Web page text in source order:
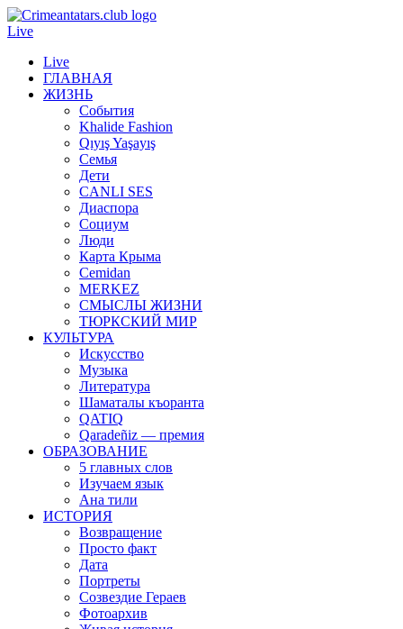
Live
Live
ГЛАВНАЯ
ЖИЗНЬ
События
Khalide Fashion
Qıyış Yaşayış
Семья
Дети
CANLI SES
Диаспора
Социум
Люди
Карта Крыма
Cemidan
МERKEZ
СМЫСЛЫ ЖИЗНИ
ТЮРКСКИЙ МИР
КУЛЬТУРА
Искусство
Музыка
Литература
Шаматалы къоранта
QATIQ
Qaradeñiz — премия
ОБРАЗОВАНИЕ
5 главных слов
Изучаем язык
Ана тили
ИСТОРИЯ
Возвращение
Просто факт
Дата
Портреты
Созвездие Гераев
Фотоархив